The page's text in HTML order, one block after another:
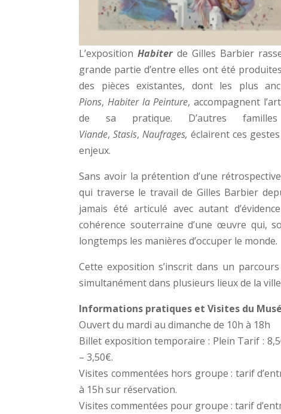
L’expositionHabiterde Gilles Barbier
grande partie d’entre elles ont été
des pièces existantes, dont les plus
Pions, Habiter la Peinture, accompagnent
de sa pratique. D’autres
Viande, Stasis, Naufrages, éclairent ces
enjeux.
Sans avoir la prétention d’une
qui traverse le travail de Gilles Barbier
jamais été articulé avec autant
cohérence souterraine d’une œuvre qui,
longtemps les manières d’occuper le monde.
Cette exposition s’inscrit dans un
simultanément dans plusieurs lieux de la
Informations pratiques et Visites du
Ouvert du mardi au dimanche de 10h à 18h
Billet exposition temporaire : Plein Tarif :
– 3,50€.
Visites commentées hors groupe : tarif
à 15h sur réservation.
Visites commentées pour groupe : tarif